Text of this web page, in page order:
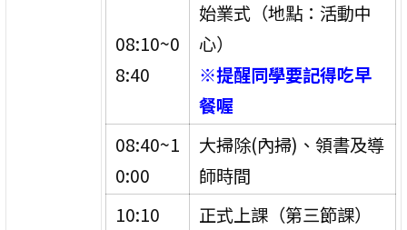
08:10~0
8:40
始業式（地點：活動中
心）
※提醒同學要記得吃早
餐喔
08:40~1
0:00
大掃除(內掃)、領書及導
師時間
10:10
正式上課（第三節課）